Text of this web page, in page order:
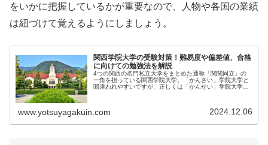
をいかに把握しているかが重要なので、人物や各国の業績
は紐づけて覚えるようにしましょう。
関西学院大学の受験対策！難易度や偏差値、合格
に向けての勉強法を解説
4つの関西の名門私立大学をまとめた通称「関関同立」の
一角を担っている関西学院大学。「かんさい」学院大学と
間違われやすいですが、正しくは「かんせい」学院大学で
www.yotsuyagakuin.com 2024.12.06